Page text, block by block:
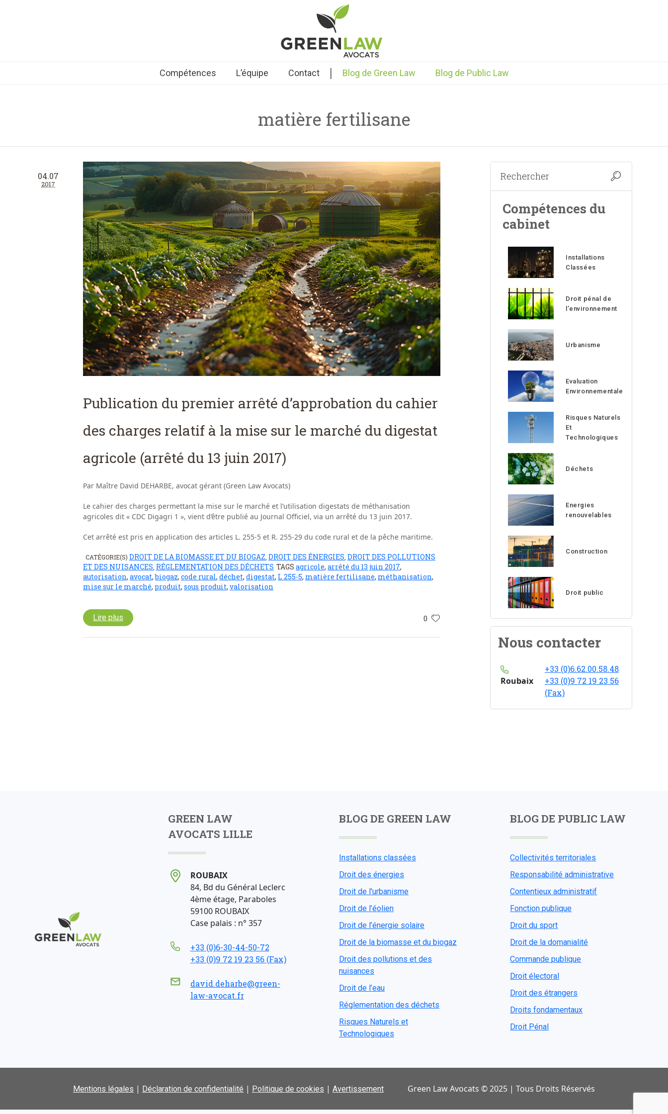
Compétences L’équipe Contact | Blog de Green Law Blog de Public Law
matière fertilisane
04.07
2017
Publication du premier arrêté d’approbation du cahier
des charges relatif à la mise sur le marché du digestat
agricole (arrêté du 13 juin 2017)
Par Maître David DEHARBE, avocat gérant (Green Law Avocats)
Le cahier des charges permettant la mise sur le marché et l’utilisation digestats de méthanisation
agricoles dit « CDC Digagri 1 », vient d’être publié au Journal Officiel, via un arrêté du 13 juin 2017.
Cet arrêté est pris en application des articles L. 255-5 et R. 255-29 du code rural et de la pêche maritime.
CATÉGORIE(S) DROIT DE LA BIOMASSE ET DU BIOGAZ DROIT DES ÉNERGIES DROIT DES POLLUTIONS
ET DES NUISANCES RÉGLEMENTATION DES DÉCHETS TAGS agricole, arrêté du 13 juin 2017,
autorisation, avocat,biogaz, code rural, déchet, digestat, L 255-5, matière fertilisane, méthanisation,
mise sur le marché, produit, sous produit, valorisation
0
Lire plus
Compétences du
cabinet
Installations
Classées
Droit pénal de
l’environnement
Urbanisme
Evaluation
Environnementale
Risques Naturels
Et
Technologiques
Déchets
Energies
renouvelables
Construction
Droit public
Nous contacter
Roubaix
+33 (0)6.62.00.58.48
+33 (0)9 72 19 23 56
(Fax)
GREEN LAW
AVOCATS LILLE
ROUBAIX
84, Bd du Général Leclerc
4ème étage, Paraboles
59100 ROUBAIX
Case palais : n° 357
+33 (0)6-30-44-50-72
+33 (0)9 72 19 23 56 (Fax)
david.deharbe@green-
law-avocat.fr
BLOG DE GREEN LAW
Installations classées
Droit des énergies
Droit de l'urbanisme
Droit de l’éolien
Droit de l’énergie solaire
Droit de la biomasse et du biogaz
Droit des pollutions et des
nuisances
Droit de l’eau
Réglementation des déchets
Risques Naturels et
Technologiques
BLOG DE PUBLIC LAW
Collectivités territoriales
Responsabilité administrative
Contentieux administratif
Fonction publique
Droit du sport
Droit de la domanialité
Commande publique
Droit électoral
Droit des étrangers
Droits fondamentaux
Droit Pénal
Mentions légales | Déclaration de confidentialité | Politique de cookies | Avertissement Green Law Avocats © 2025 | Tous Droits Réservés